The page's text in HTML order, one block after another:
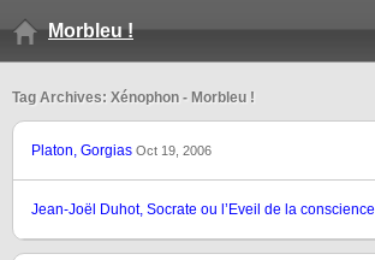
Morbleu !
Tag Archives: Xénophon - Morbleu !
Platon, Gorgias Oct 19, 2006
Jean-Joël Duhot, Socrate ou l’Eveil de la conscience